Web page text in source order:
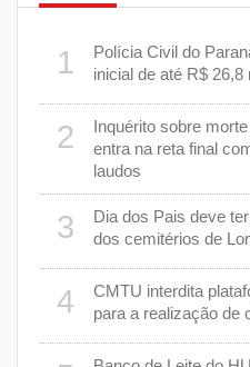
1
Polícia Civil do
inicial de até R$ 26,8
2
Inquérito sobre
entra na reta final
laudos
3
Dia dos Pais deve
dos cemitérios de
4
CMTU interdita
para a realização de